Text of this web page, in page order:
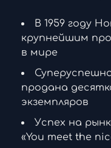
В 1959 году
крупнейшим
в мире
продана
экземпляров
Успех на
«You meet the